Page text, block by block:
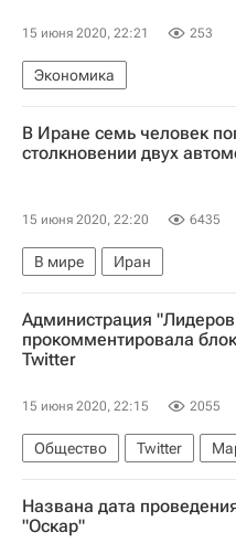
15 июня 2020, 22:21 253
Экономика
Министерство финансов
Алексей Лавров
В Иране семь человек
столкновении двух
15 июня 2020, 22:20 6435
В мире Иран
Администрация
прокомментировала
Twitter
15 июня 2020, 22:15 2055
Общество Twitter
"Лидеры России"
Названа дата
"Оскар"